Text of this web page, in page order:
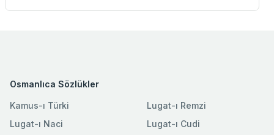
Osmanlıca Sözlükler
Kamus-ı Türki
Lugat-ı Naci
Lugat-ı Remzi
Lugat-ı Cudi